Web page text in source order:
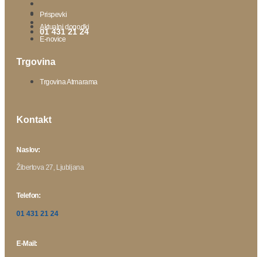
01 431 21 24
Prispevki
Aktualni dogodki
E-novice
Trgovina
Trgovina Atmarama
Kontakt
Naslov:
Žibertova 27, Ljubljana
Telefon:
01 431 21 24
E-Mail: